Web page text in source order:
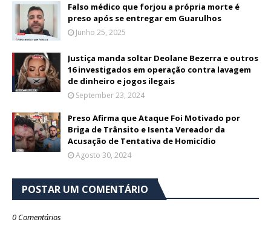
Falso médico que forjou a própria morte é
preso após se entregar em Guarulhos
Junho 25, 2025
Justiça manda soltar Deolane Bezerra e outros
16 investigados em operação contra lavagem
de dinheiro e jogos ilegais
September 23, 2024
Preso Afirma que Ataque Foi Motivado por
Briga de Trânsito e Isenta Vereador da
Acusação de Tentativa de Homicídio
Agosto 30, 2024
POSTAR UM COMENTÁRIO
0 Comentários